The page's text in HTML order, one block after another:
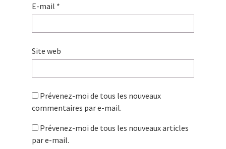
E-mail *
Site web
Prévenez-moi de tous les nouveaux
commentaires par e-mail.
Prévenez-moi de tous les nouveaux articles
par e-mail.